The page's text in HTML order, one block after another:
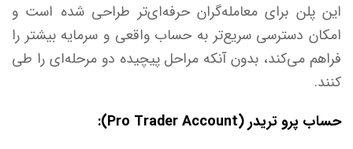
این پلن برای معامله‌گران حرفه‌ای‌تر طراحی شده است و
امکان دسترسی سریع‌تر به حساب واقعی و سرمایه بیشتر را
فراهم می‌کند، بدون آنکه مراحل پیچیده دو مرحله‌ای را طی
کنند.
حساب پرو تریدر (Pro Trader Account):